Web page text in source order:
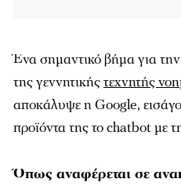
Ένα σημαντικό βήμα για
της γεννητικήςτεχνητής
αποκάλυψε η Google,
προϊόντα της το chatbot με
Όπως αναφέρεται σε